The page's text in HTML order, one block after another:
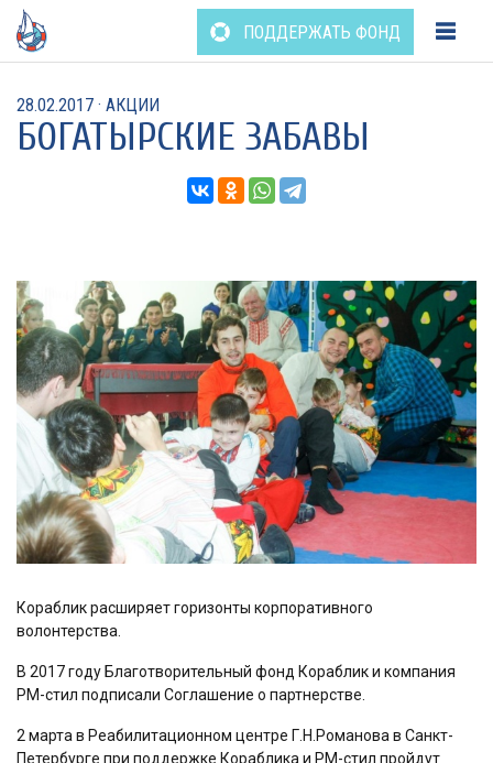
Перейти
содержанию
ПОДДЕРЖАТЬ ФОНД
28.02.2017 · АКЦИИ
БОГАТЫРСКИЕ ЗАБАВЫ
Кораблик расширяет горизонты корпоративного
волонтерства.
В 2017 году Благотворительный фонд Кораблик и компания
РМ-стил подписали Соглашение о партнерстве.
2 марта в Реабилитационном центре Г.Н.Романова в Санкт-
Петербурге при поддержке Кораблика и РМ-стил пройдут